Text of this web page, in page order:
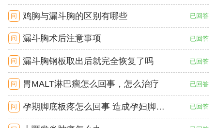
问 鸡胸与漏斗胸的区别有哪些 已回答
问 漏斗胸术后注意事项 已回答
问 漏斗胸钢板取出后就完全恢复了吗 已回答
问 胃MALT淋巴瘤怎么回事，怎么治疗 已回答
问 孕期脚底板疼怎么回事 造成孕妇脚底板疼的原因 已回答